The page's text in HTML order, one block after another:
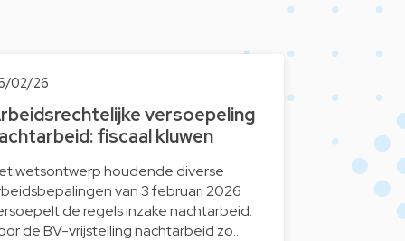
02/26
versoepeling
fiscaal kluwen
wetsontwerp houdende diverse
van 3 februari 2026
de regels inzake nachtarbeid.
de BV-vrijstelling nachtarbeid zo…